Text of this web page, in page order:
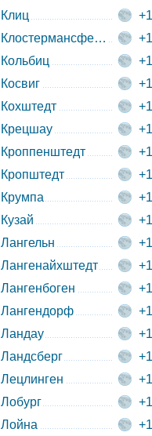
Клиц
Клостермансфельд
Кольбиц
Косвиг
Кохштедт
Крецшау
Кроппенштедт
Кропштедт
Крумпа
Кузай
Лангельн
Лангенайхштедт
Лангенбоген
Лангендорф
Ландау
Ландсберг
Лецлинген
Лобург
Лойна